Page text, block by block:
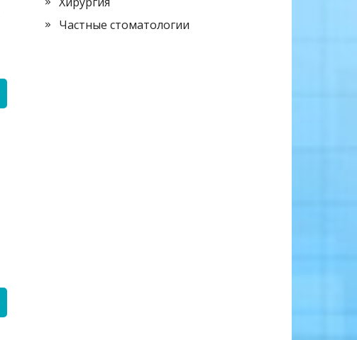
Частные стоматологии